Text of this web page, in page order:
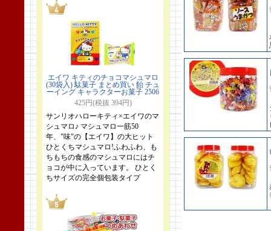
エイワ キティのチョコマシュマロ
(30袋入) 駄菓子 まとめ買い 飴 チュ
ーイング キャラクターお菓子 2506
425円(税抜 394円)
サンリオハローキティ×エイワのマ
シュマロ♪ マシュマロ一筋50
年、"味"の【エイワ】の大ヒット
ひとくちマシュマロ!ふわふわ、も
ちもちの食感のマシュマロにはチ
ョコが中に入っています。 ひとく
ちサイズの完全個包装タイプ